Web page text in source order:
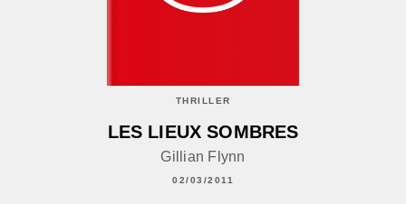
THRILLER
LES LIEUX SOMBRES
Gillian Flynn
02/03/2011